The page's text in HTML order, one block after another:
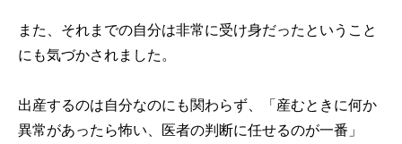
また、それまでの自分は非常に受け身だったということ
にも気づかされました。
出産するのは自分なのにも関わらず、「産むときに何か
異常があったら怖い、医者の判断に任せるのが一番」